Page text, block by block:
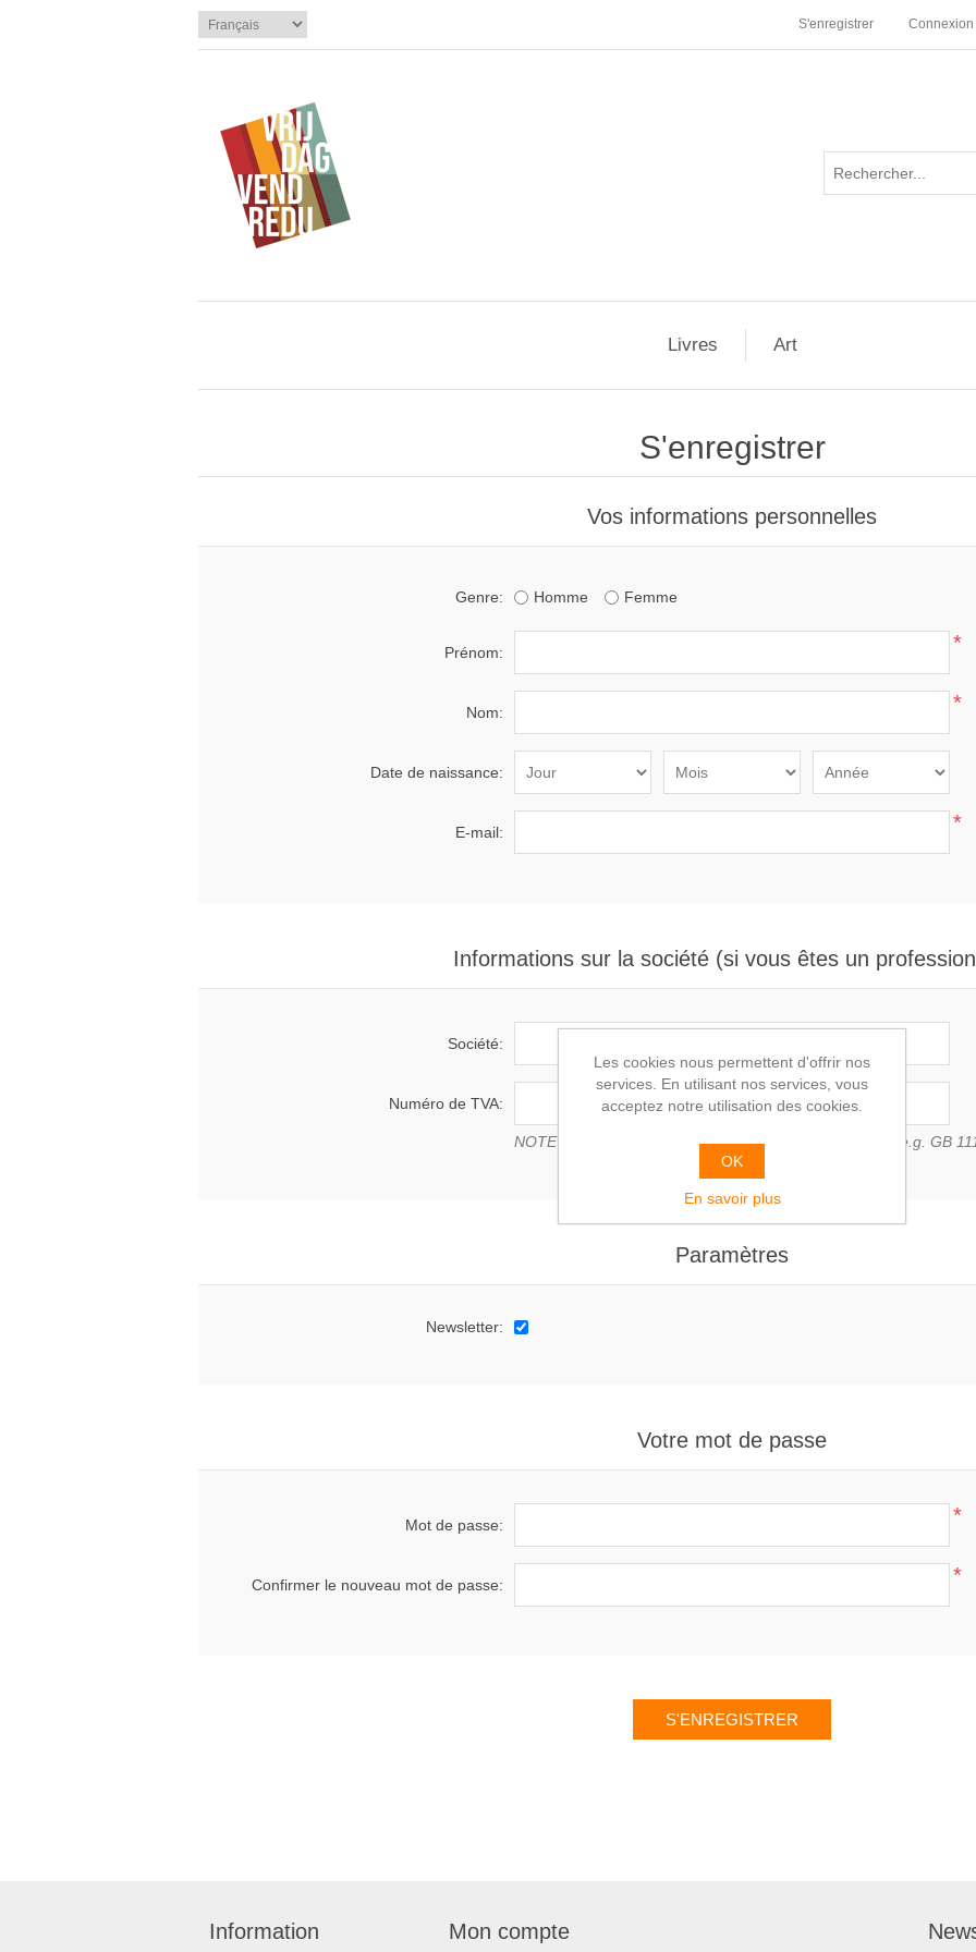
S'enregistrer Connexion
Livres Art
S'enregistrer
Vos informations personnelles
Genre: Homme Femme
Prénom: *
Nom: *
Date de naissance:
E-mail: *
Informations sur la société (si vous êtes un
Société:
Numéro de TVA:
NOTE : Entrer le numéro de TVA avec le code du pays (e.g. GB
Paramètres
Newsletter:
Votre mot de passe
Mot de passe: *
Confirmer le nouveau mot de passe: *
Information Mon compte
Les cookies nous permettent d'offrir nos
services. En utilisant nos services, vous
acceptez notre utilisation des cookies.
OK
En savoir plus